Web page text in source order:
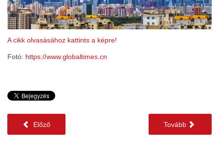
A cikk olvasásához kattints a képre!
Fotó: https://www.globaltimes.cn
Előző Tovább